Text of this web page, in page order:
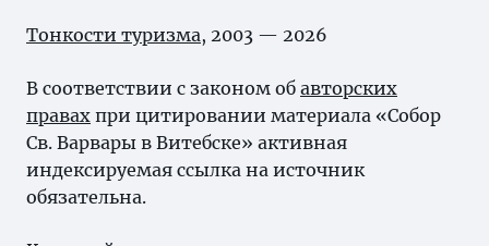
Тонкости туризма, 2003 — 2026
В соответствии с законом об авторских
правах при цитировании материала «Собор
Св. Варвары в Витебске» активная
индексируемая ссылка на источник
обязательна.